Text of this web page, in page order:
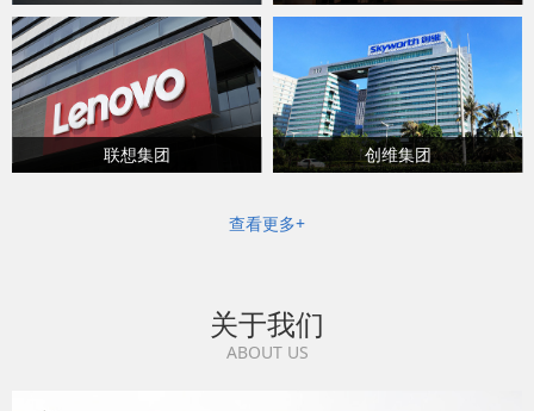
联想集团 创维集团
查看更多+
关于我们
ABOUT US